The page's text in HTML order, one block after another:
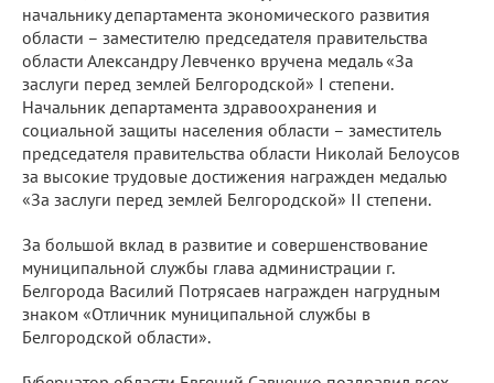
начальнику департамента экономического развития
области – заместителю председателя правительства
области Александру Левченко вручена медаль «За
заслуги перед землей Белгородской» І степени.
Начальник департамента здравоохранения и
социальной защиты населения области – заместитель
председателя правительства области Николай Белоусов
за высокие трудовые достижения награжден медалью
«За заслуги перед землей Белгородской» ІІ степени.
За большой вклад в развитие и совершенствование
муниципальной службы глава администрации г.
Белгорода Василий Потрясаев награжден нагрудным
знаком «Отличник муниципальной службы в
Белгородской области».